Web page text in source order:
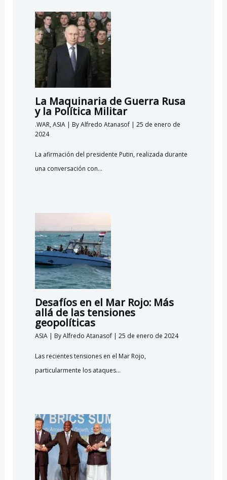
La Maquinaria de Guerra Rusa
y la Política Militar
.WAR,ASIA| ByAlfredo Atanasof
25 de enero de
2024
La afirmación del presidente Putin, realizada durante
una conversación con…
Desafíos en el Mar Rojo: Más
allá de las tensiones
geopolíticas
ASIA| ByAlfredo Atanasof | 25 de enero de 2024
Las recientes tensiones en el Mar Rojo,
particularmente los ataques…